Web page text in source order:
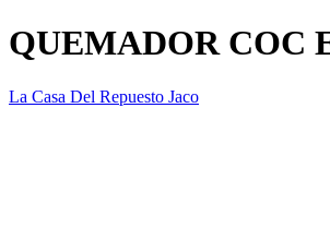
QUEMADOR COC
La Casa Del Repuesto Jaco